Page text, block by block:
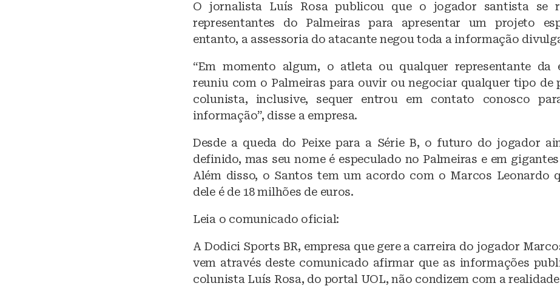
O jornalista Luís Rosa publicou que o jogador santista se
representantes do Palmeiras para apresentar um projeto
entanto, a assessoria do atacante negou toda a informação
“Em momento algum, o atleta ou qualquer representante da
reuniu com o Palmeiras para ouvir ou negociar qualquer tipo de
colunista, inclusive, sequer entrou em contato conosco
informação”, disse a empresa.
Desde a queda do Peixe para a Série B, o futuro do jogador
definido, mas seu nome é especulado no Palmeiras e em
Além disso, o Santos tem um acordo com o Marcos Leonardo
dele é de 18 milhões de euros.
Leia o comunicado oficial:
A Dodici Sports BR, empresa que gere a carreira do jogador
vem através deste comunicado afirmar que as informações
colunista Luís Rosa, do portal UOL, não condizem com a